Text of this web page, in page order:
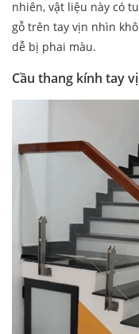
nhiên, vật liệu này có
gỗ trên tay vịn nhìn
dễ bị phai màu.
Cầu thang kính tay